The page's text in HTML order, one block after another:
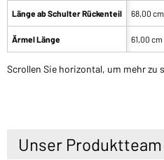
Länge ab Schulter Rückenteil
Ärmel Länge
68,00 cm
61,00 cm
Scrollen Sie horizontal, um mehr zu
Unser